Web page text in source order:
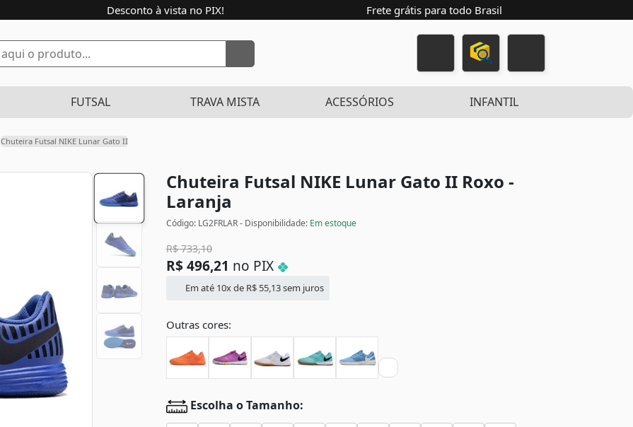
Desconto à vista no PIX! Frete grátis para todo Brasil
FUTSAL TRAVA MISTA ACESSÓRIOS INFANTIL
Chuteira Futsal NIKE Lunar Gato II
Chuteira Futsal NIKE Lunar Gato II Roxo -
Laranja
Código: LG2FRLAR - Disponibilidade: Em estoque
R$733,10
R$ 496,21 no PIX
Em até 10x de R$ 55,13sem juros
Outras cores:
Escolha o Tamanho: